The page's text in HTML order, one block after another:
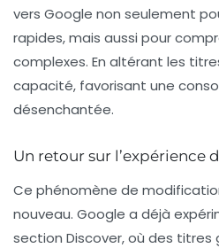
vers Google non seulement
rapides, mais aussi pour
complexes. En altérant les
capacité, favorisant une
désenchantée.
Un retour sur l’expérience
Ce phénomène de
nouveau. Google a déjà
section Discover, où des titres